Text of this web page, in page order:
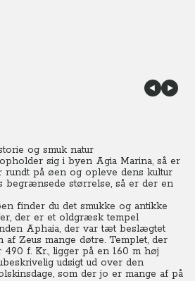
og smuk natur
sig i byen Agia Marina, så er
rundt på øen og opleve dens kultur
begrænsede størrelse, så er der en
finder du det smukke og antikke
der er et oldgræsk tempel
Aphaia, der var tæt beslægtet
Zeus mange døtre. Templet, der
f. Kr., ligger på en 160 m høj
udsigt ud over den
som der jo er mange af på